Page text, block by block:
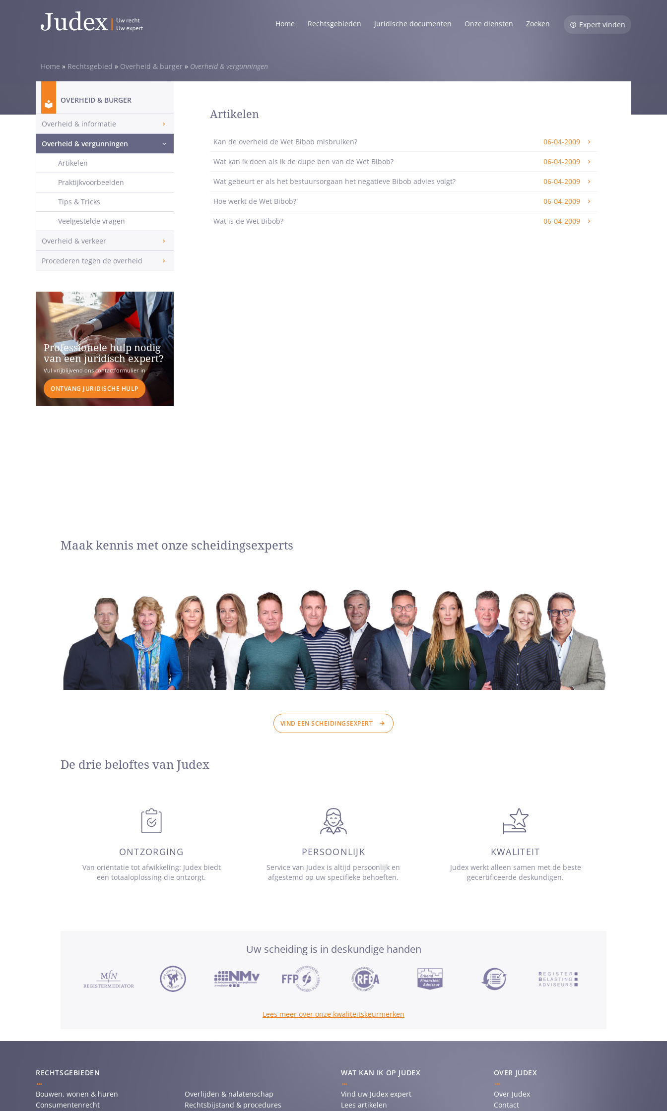
Home Rechtsgebieden Juridische documenten Onze diensten Zoeken Expert vinden
Home » Rechtsgebied » Overheid & burger » Overheid & vergunningen
Artikelen
Kan de overheid de Wet Bibob misbruiken? 06-04-2009
Wat kan ik doen als ik de dupe ben van de Wet Bibob? 06-04-2009
Wat gebeurt er als het bestuursorgaan het negatieve Bibob advies volgt? 06-04-2009
Hoe werkt de Wet Bibob? 06-04-2009
Wat is de Wet Bibob? 06-04-2009
OVERHEID & BURGER
Overheid & informatie
Overheid & vergunningen
Artikelen
Praktijkvoorbeelden
Tips & Tricks
Veelgestelde vragen
Overheid & verkeer
Procederen tegen de overheid
Professionele hulp nodig
van een juridisch expert?
Vul vrijblijvend ons contactformulier in
ONTVANG JURIDISCHE HULP
Maak kennis met onze scheidingsexperts
VIND EEN SCHEIDINGSEXPERT
De drie beloftes van Judex
ONTZORGING
Van oriëntatie tot afwikkeling: Judex biedt
een totaaloplossing die ontzorgt.
PERSOONLIJK
Service van Judex is altijd persoonlijk en
afgestemd op uw specifieke behoeften.
KWALITEIT
Judex werkt alleen samen met de beste
gecertificeerde deskundigen.
Uw scheiding is in deskundige handen
Lees meer over onze kwaliteitskeurmerken
RECHTSGEBIEDEN
Bouwen, wonen & huren
Consumentenrecht
Overlijden & nalatenschap
Rechtsbijstand & procedures
WAT KAN IK OP JUDEX
Vind uw Judex expert
Lees artikelen
OVER JUDEX
Over Judex
Contact